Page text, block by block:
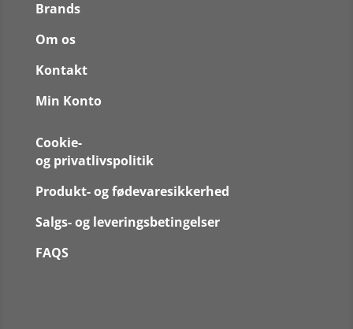
Brands
Om os
Kontakt
Min Konto
Cookie-
og privatlivspolitik
Produkt- og fødevaresikkerhed
Salgs- og leveringsbetingelser
FAQS